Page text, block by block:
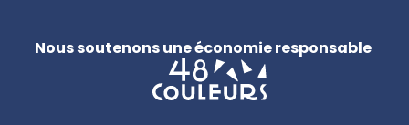
Nous soutenons une économie responsable